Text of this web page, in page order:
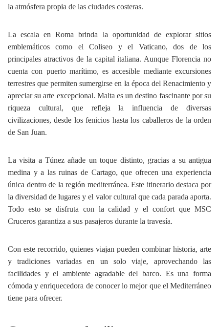
la atmósfera propia de las ciudades costeras.
La escala en Roma brinda la oportunidad de explorar sitios
emblemáticos como el Coliseo y el Vaticano, dos de los
principales atractivos de la capital italiana. Aunque Florencia no
cuenta con puerto marítimo, es accesible mediante excursiones
terrestres que permiten sumergirse en la época del Renacimiento y
apreciar su arte excepcional. Malta es un destino fascinante por su
riqueza cultural, que refleja la influencia de diversas
civilizaciones, desde los fenicios hasta los caballeros de la orden
de San Juan.
La visita a Túnez añade un toque distinto, gracias a su antigua
medina y a las ruinas de Cartago, que ofrecen una experiencia
única dentro de la región mediterránea. Este itinerario destaca por
la diversidad de lugares y el valor cultural que cada parada aporta.
Todo esto se disfruta con la calidad y el confort que MSC
Cruceros garantiza a sus pasajeros durante la travesía.
Con este recorrido, quienes viajan pueden combinar historia, arte
y tradiciones variadas en un solo viaje, aprovechando las
facilidades y el ambiente agradable del barco. Es una forma
cómoda y enriquecedora de conocer lo mejor que el Mediterráneo
tiene para ofrecer.